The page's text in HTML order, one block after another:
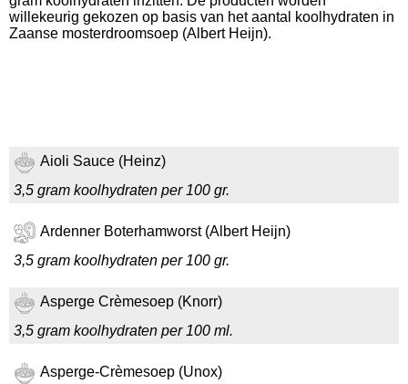
willekeurig gekozen op basis van het aantal koolhydraten in
Zaanse mosterdroomsoep (Albert Heijn).
Aioli Sauce (Heinz)
3,5 gram koolhydraten per 100 gr.
Ardenner Boterhamworst (Albert Heijn)
3,5 gram koolhydraten per 100 gr.
Asperge Crèmesoep (Knorr)
3,5 gram koolhydraten per 100 ml.
Asperge-Crèmesoep (Unox)